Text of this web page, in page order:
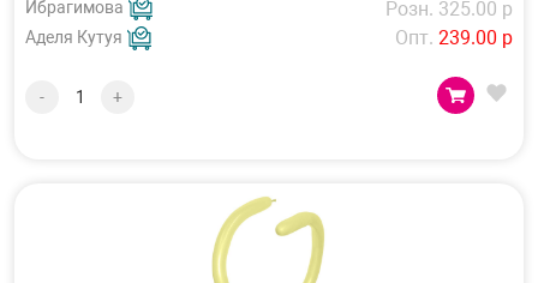
Ибрагимова
Аделя Кутуя
Розн. 325.00 р
Опт. 239.00 р
- +